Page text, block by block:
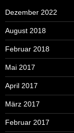
Dezember 2022
August 2018
Februar 2018
Mai 2017
April 2017
März 2017
Februar 2017